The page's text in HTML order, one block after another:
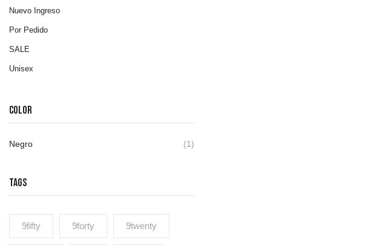
Nuevo Ingreso
Por Pedido
SALE
Unisex
COLOR
Negro (1)
TAGS
9fifty 9forty 9twenty